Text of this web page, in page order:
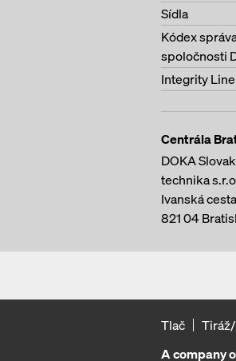
Sídla
Kódex
spoločnosti
Integrity Line
Centrála
DOKA
technika
Ivanská
821 04
Tlač
A company